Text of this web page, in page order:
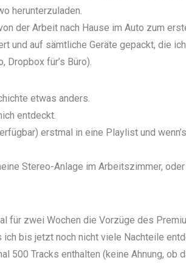
herunterzuladen.
der Arbeit nach Hause im Auto zum
und auf sämtliche Geräte gepackt, die
Dropbox für’s Büro).
etwas anders.
entdeckt.
erstmal in eine Playlist und
Stereo-Anlage im Arbeitszimmer,
für zwei Wochen die Vorzüge des
ich bis jetzt noch nicht viele Nachteile
500 Tracks enthalten (keine Ahnung, ob